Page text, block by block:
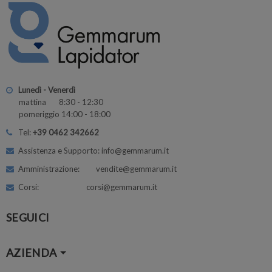
Lunedì - Venerdì
mattina 8:30 - 12:30
pomeriggio 14:00 - 18:00
Tel:+39 0462 342662
Assistenza e Supporto: info@gemmarum.it
Amministrazione: vendite@gemmarum.it
Corsi: corsi@gemmarum.it
SEGUICI
AZIENDA